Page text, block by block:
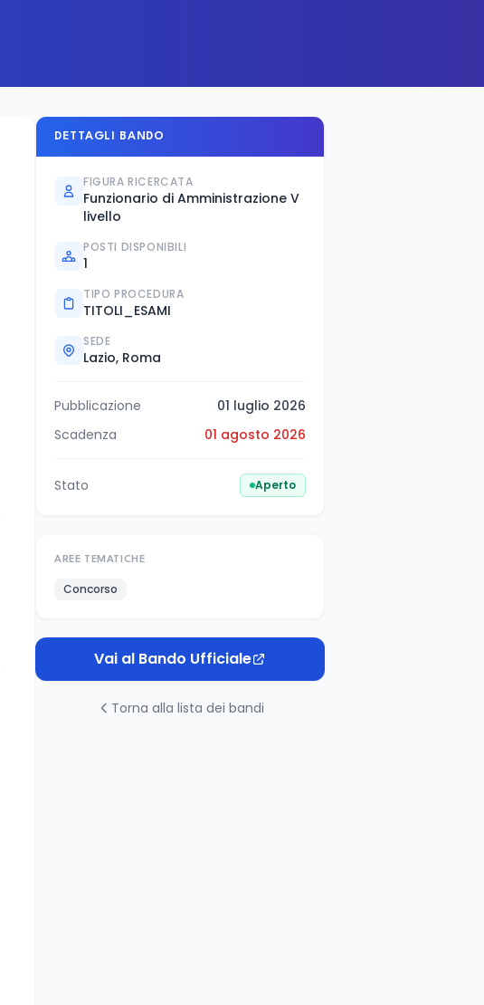
DETTAGLI BANDO
FIGURA RICERCATA
Funzionario di Amministrazione V
livello
POSTI DISPONIBILI
1
TIPO PROCEDURA
TITOLI_ESAMI
SEDE
Lazio, Roma
Pubblicazione
01 luglio 2026
Scadenza
01 agosto 2026
Stato Aperto
AREE TEMATICHE
Concorso
Vai al Bando Ufficiale
Torna alla lista dei bandi